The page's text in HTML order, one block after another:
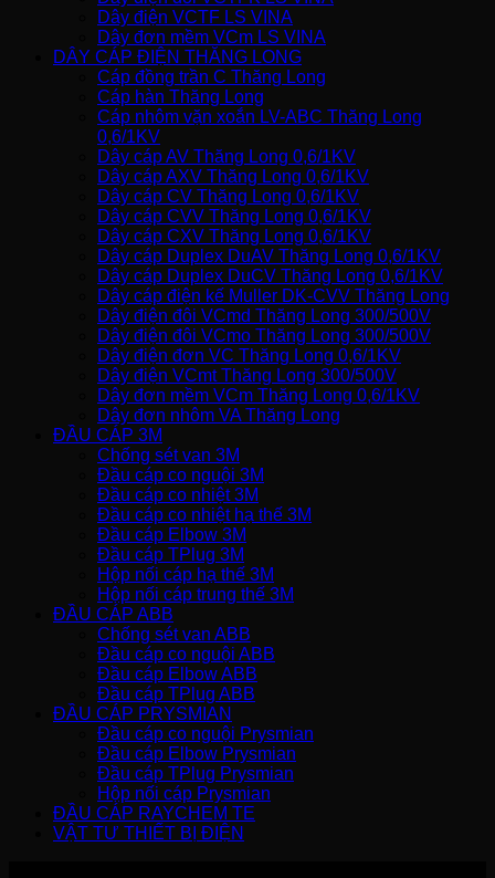
Dây điện VCTF LS VINA
Dây đơn mềm VCm LS VINA
DÂY CÁP ĐIỆN THĂNG LONG
Cáp đồng trần C Thăng Long
Cáp hàn Thăng Long
Cáp nhôm vặn xoắn LV-ABC Thăng Long
0,6/1KV
Dây cáp AV Thăng Long 0,6/1KV
Dây cáp AXV Thăng Long 0,6/1KV
Dây cáp CV Thăng Long 0,6/1KV
Dây cáp CVV Thăng Long 0,6/1KV
Dây cáp CXV Thăng Long 0,6/1KV
Dây cáp Duplex DuAV Thăng Long 0,6/1KV
Dây cáp Duplex DuCV Thăng Long 0,6/1KV
Dây cáp điện kế Muller DK-CVV Thăng Long
Dây điện đôi VCmd Thăng Long 300/500V
Dây điện đôi VCmo Thăng Long 300/500V
Dây điện đơn VC Thăng Long 0,6/1KV
Dây điện VCmt Thăng Long 300/500V
Dây đơn mềm VCm Thăng Long 0,6/1KV
Dây đơn nhôm VA Thăng Long
ĐẦU CÁP 3M
Chống sét van 3M
Đầu cáp co nguội 3M
Đầu cáp co nhiệt 3M
Đầu cáp co nhiệt hạ thế 3M
Đầu cáp Elbow 3M
Đầu cáp TPlug 3M
Hộp nối cáp hạ thế 3M
Hộp nối cáp trung thế 3M
ĐẦU CÁP ABB
Chống sét van ABB
Đầu cáp co nguội ABB
Đầu cáp Elbow ABB
Đầu cáp TPlug ABB
ĐẦU CÁP PRYSMIAN
Đầu cáp co nguội Prysmian
Đầu cáp Elbow Prysmian
Đầu cáp TPlug Prysmian
Hộp nối cáp Prysmian
ĐẦU CÁP RAYCHEM TE
VẬT TƯ THIẾT BỊ ĐIỆN